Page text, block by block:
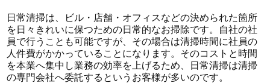
日常清掃は、ビル・店舗・オフィスなどの決められた箇所
を日々きれいに保つための日常的なお掃除です。自社の社
員で行うことも可能ですが、その場合は清掃時間に社員の
人件費がかかっていることになります。そのコストと時間
を本業へ集中し業務の効率を上げるため、日常清掃は清掃
の専門会社へ委託するというお客様が多いのです。